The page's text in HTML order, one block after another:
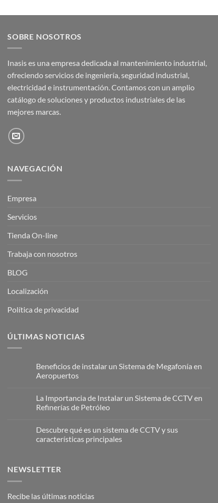
SOBRE NOSOTROS
Inasis es una empresa dedicada al mantenimiento industrial,
ofreciendo servicios de ingeniería, seguridad industrial,
electricidad e instrumentación. Contamos con un amplio
catálogo de soluciones y productos industriales de las
mejores marcas.
NAVEGACIÓN
Empresa
Servicios
Tienda On-line
Trabaja con nosotros
BLOG
Localización
Política de privacidad
ÚLTIMAS NOTICIAS
Beneficios de instalar un Sistema de Megafonía en
Aeropuertos
comentarios
en
Beneficios
un
de
La Importancia de Instalar un Sistema de CCTV en
Refinerías de Petróleo
comentarios
La
un
Sistema
Refinerías
Descubre qué es un sistema de CCTV y sus
características principales
en
Descubre
sistema
NEWSLETTER
Recibe las últimas noticias